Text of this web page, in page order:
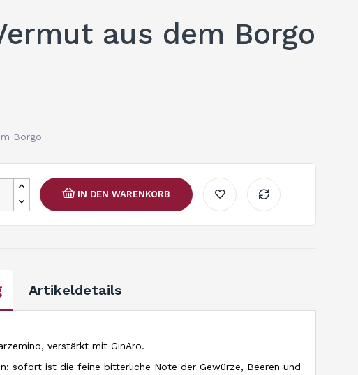
aus dem Borgo
Borgo
IN DEN WARENKORB
Artikeldetails
verstärkt mit GinAro.
sofort ist die feine bitterliche Note der Gewürze, Beeren und